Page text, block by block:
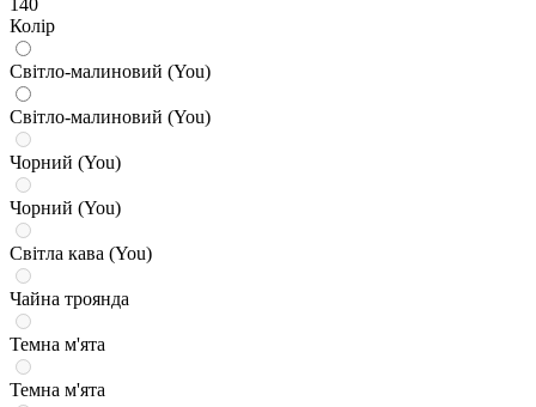
Колір
Світло-малиновий (You)
Світло-малиновий (You)
Чорний (You)
Чорний (You)
Світла кава (You)
Чайна троянда
Темна м'ята
Темна м'ята